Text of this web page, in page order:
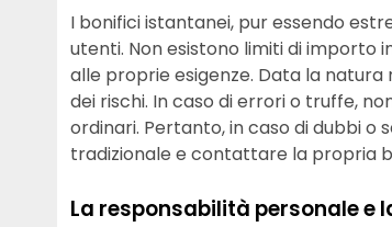
I bonifici istantanei, pur essendo
utenti. Non esistono limiti di importo
alle proprie esigenze. Data la natura
dei rischi. In caso di errori o truffe,
ordinari. Pertanto, in caso di dubbi o
tradizionale e contattare la propria
La responsabilità personale e